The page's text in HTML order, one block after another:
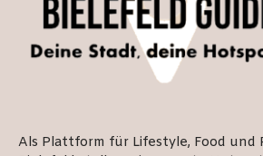
Als Plattform für Lifestyle, Food und